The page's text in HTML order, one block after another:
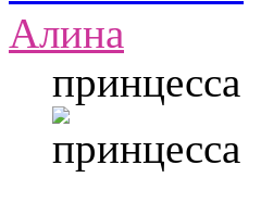
Алина
принцесса